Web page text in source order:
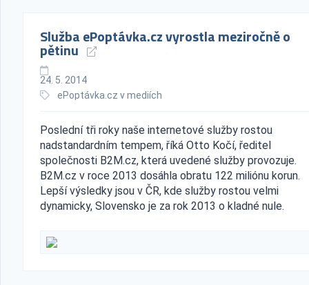
Služba ePoptávka.cz vyrostla meziročně o
pětinu
24. 5. 2014
ePoptávka.cz v mediích
Poslední tři roky naše internetové služby rostou
nadstandardním tempem, říká Otto Kočí, ředitel
společnosti B2M.cz, která uvedené služby provozuje.
B2M.cz v roce 2013 dosáhla obratu 122 miliónu korun.
Lepší výsledky jsou v ČR, kde služby rostou velmi
dynamicky, Slovensko je za rok 2013 o kladné nule.